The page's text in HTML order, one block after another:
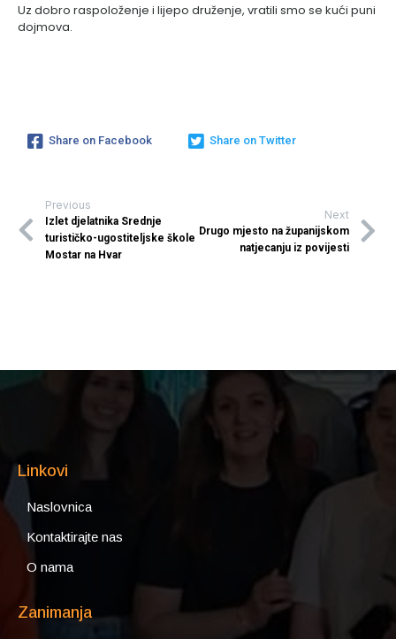
Uz dobro raspoloženje i lijepo druženje, vratili smo se kući puni
dojmova.
Share on Facebook Share on Twitter
Previous
Izlet djelatnika Srednje
turističko-ugostiteljske škole
Mostar na Hvar
Next
Drugo mjesto na županijskom
natjecanju iz povijesti
Linkovi
Naslovnica
Kontaktirajte nas
O nama
Zanimanja